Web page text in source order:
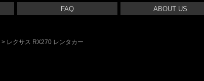
FAQ ABOUT US
> レクサス RX270 レンタカー